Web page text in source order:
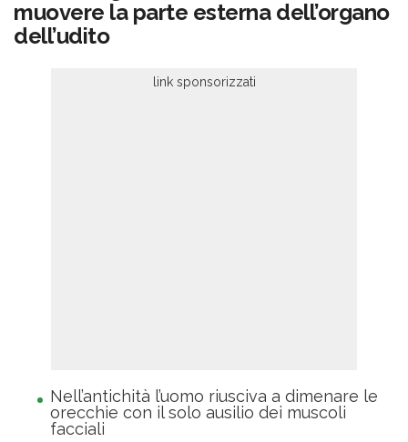
muovere la parte esterna dell’organo
dell’udito
Nell’antichità l’uomo riusciva a dimenare le
orecchie con il solo ausilio dei muscoli
facciali